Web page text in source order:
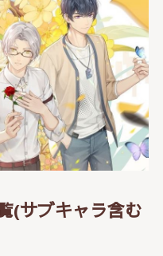
(サブキャラ含む